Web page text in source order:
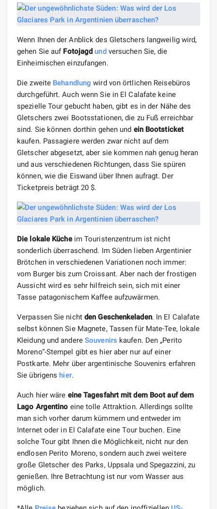
Wenn Ihnen der Anblick des Gletschers langweilig wird,
gehen Sie auf Fotojagd undversuchen Sie, die
Einheimischen einzufangen.
Die zweite Behandlung wird von örtlichen Reisebüros
durchgeführt. Auch wenn Sie in El Calafate keine
spezielle Tour gebucht haben, gibt es in der Nähe des
Gletschers zwei Bootsstationen, die zu Fuß erreichbar
sind. Sie können dorthin gehen und ein Bootsticket
kaufen. Passagiere werden zwar nicht auf dem
Gletscher abgesetzt, aber sie kommen nah genug heran
und aus verschiedenen Richtungen, dass Sie spüren
können, wie die Eiswand über Ihnen aufragt. Der
Ticketpreis beträgt 20 $.
Die lokale Kücheim Touristenzentrum ist nicht
sonderlich überraschend. Im Süden lieben Argentinier
Brötchen in verschiedenen Variationen noch immer:
vom Burger bis zum Croissant. Aber nach der frostigen
Aussicht wird es sehr hilfreich sein, sich mit einer
Tasse patagonischem Kaffee aufzuwärmen.
Verpassen Sie nicht den Geschenkeladen. In El Calafate
selbst können Sie Magnete, Tassen für Mate-Tee, lokale
Kleidung und andere Souvenirs kaufen. Den „Perito
Moreno“-Stempel gibt es hier aber nur auf einer
Postkarte. Mehr über argentinische Souvenirs erfahren
Sie übrigens hier.
Auch hier wäre eine Tagesfahrt mit dem Boot auf dem
Lago Argentino eine tolle Attraktion. Allerdings sollte
man sich vorher darum kümmern und entweder im
Internet oder in El Calafate eine Tour buchen. Eine
solche Tour gibt Ihnen die Möglichkeit, nicht nur den
endlosen Perito Moreno, sondern auch zwei weitere
große Gletscher des Parks, Uppsala und Spegazzini, zu
genießen. Ihre Betrachtung ist nur vom Wasser aus
möglich.